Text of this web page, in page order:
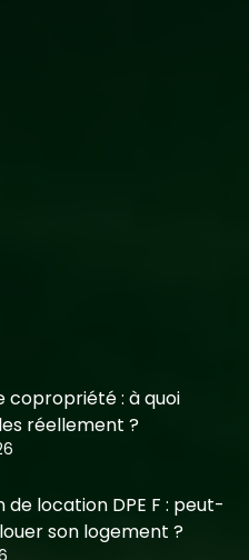
copropriété : à quoi
réellement ?
location DPE F : peut-
son logement ?